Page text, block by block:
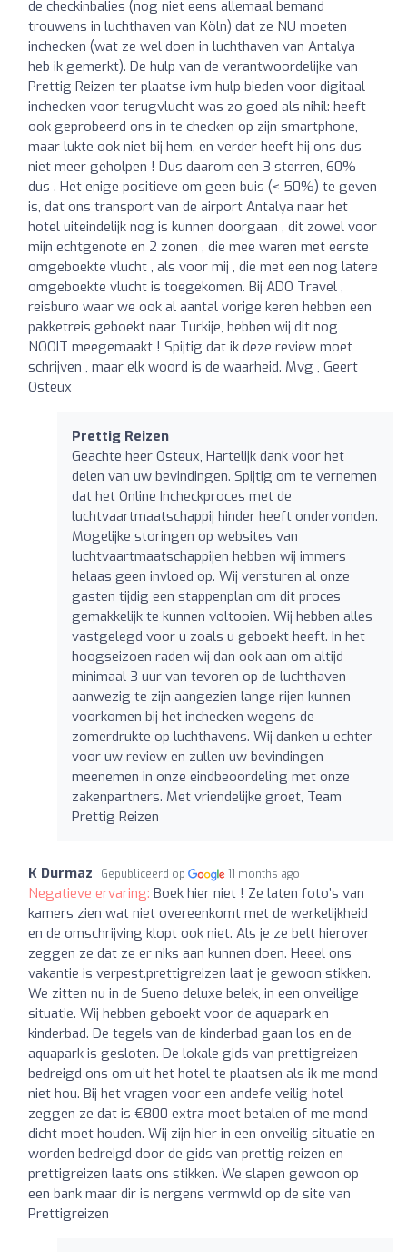
de checkinbalies (nog niet eens allemaal bemand
trouwens in luchthaven van Köln) dat ze NU moeten
inchecken (wat ze wel doen in luchthaven van Antalya
heb ik gemerkt). De hulp van de verantwoordelijke van
Prettig Reizen ter plaatse ivm hulp bieden voor digitaal
inchecken voor terugvlucht was zo goed als nihil: heeft
ook geprobeerd ons in te checken op zijn smartphone,
maar lukte ook niet bij hem, en verder heeft hij ons dus
niet meer geholpen ! Dus daarom een 3 sterren, 60%
dus . Het enige positieve om geen buis (< 50%) te geven
is, dat ons transport van de airport Antalya naar het
hotel uiteindelijk nog is kunnen doorgaan , dit zowel voor
mijn echtgenote en 2 zonen , die mee waren met eerste
omgeboekte vlucht , als voor mij , die met een nog latere
omgeboekte vlucht is toegekomen. Bij ADO Travel ,
reisburo waar we ook al aantal vorige keren hebben een
pakketreis geboekt naar Turkije, hebben wij dit nog
NOOIT meegemaakt ! Spijtig dat ik deze review moet
schrijven , maar elk woord is de waarheid. Mvg , Geert
Osteux
Prettig Reizen
Geachte heer Osteux, Hartelijk dank voor het
delen van uw bevindingen. Spijtig om te vernemen
dat het Online Incheckproces met de
luchtvaartmaatschappij hinder heeft ondervonden.
Mogelijke storingen op websites van
luchtvaartmaatschappijen hebben wij immers
helaas geen invloed op. Wij versturen al onze
gasten tijdig een stappenplan om dit proces
gemakkelijk te kunnen voltooien. Wij hebben alles
vastgelegd voor u zoals u geboekt heeft. In het
hoogseizoen raden wij dan ook aan om altijd
minimaal 3 uur van tevoren op de luchthaven
aanwezig te zijn aangezien lange rijen kunnen
voorkomen bij het inchecken wegens de
zomerdrukte op luchthavens. Wij danken u echter
voor uw review en zullen uw bevindingen
meenemen in onze eindbeoordeling met onze
zakenpartners. Met vriendelijke groet, Team
Prettig Reizen
K Durmaz Gepubliceerd op 11 months ago
Negatieve ervaring: Boek hier niet ! Ze laten foto’s van
kamers zien wat niet overeenkomt met de werkelijkheid
en de omschrijving klopt ook niet. Als je ze belt hierover
zeggen ze dat ze er niks aan kunnen doen. Heeel ons
vakantie is verpest.prettigreizen laat je gewoon stikken.
We zitten nu in de Sueno deluxe belek, in een onveilige
situatie. Wij hebben geboekt voor de aquapark en
kinderbad. De tegels van de kinderbad gaan los en de
aquapark is gesloten. De lokale gids van prettigreizen
bedreigd ons om uit het hotel te plaatsen als ik me mond
niet hou. Bij het vragen voor een andefe veilig hotel
zeggen ze dat is €800 extra moet betalen of me mond
dicht moet houden. Wij zijn hier in een onveilig situatie en
worden bedreigd door de gids van prettig reizen en
prettigreizen laats ons stikken. We slapen gewoon op
een bank maar dir is nergens vermwld op de site van
Prettigreizen